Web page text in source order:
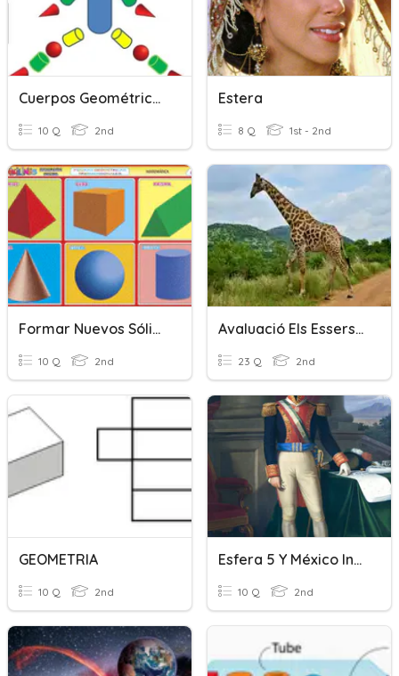
Cuerpos Geométricos
10 Q 2nd
Estera
8 Q 1st - 2nd
Formar Nuevos Sólidos
10 Q 2nd
Avaluació Els Essers Vius 2n
23 Q 2nd
GEOMETRIA
10 Q 2nd
Esfera 5 Y México Independiente.
10 Q 2nd